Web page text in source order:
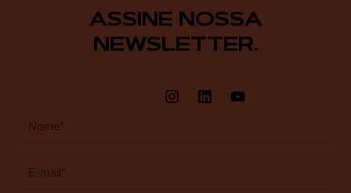
ASSINE NOSSA
NEWSLETTER.